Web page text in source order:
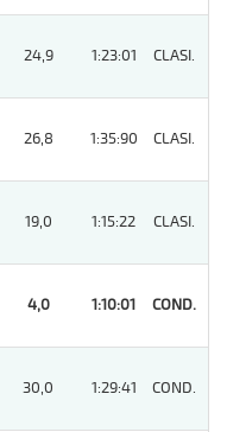
24,9 1:23:01 CLASI.
26,8 1:35:90 CLASI.
19,0 1:15:22 CLASI.
4,0 1:10:01 COND.
30,0 1:29:41 COND.